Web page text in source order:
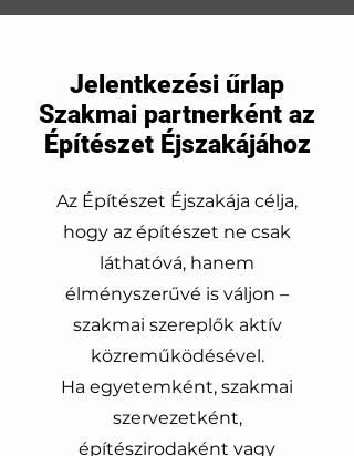
Jelentkezési űrlap
Szakmai partnerként az
Építészet Éjszakájához
Az Építészet Éjszakája célja,
hogy az építészet ne csak
láthatóvá, hanem
élményszerűvé is váljon –
szakmai szereplők aktív
közreműködésével.
Ha egyetemként, szakmai
szervezetként,
építészirodaként vagy